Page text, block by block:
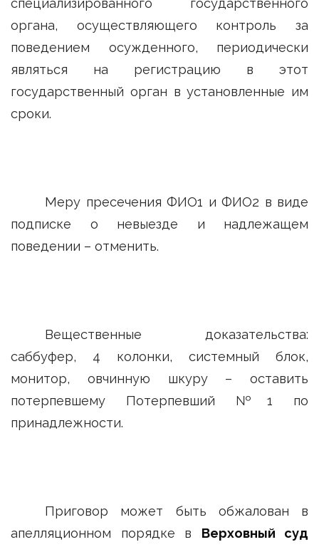
органа, осуществляющего контроль за
поведением осужденного, периодически
являться на регистрацию в этот
государственный орган в установленные им
сроки.
Меру пресечения ФИО1 и ФИО2 в виде
подписке о невыезде и надлежащем
поведении – отменить.
Вещественные доказательства:
саббуфер, 4 колонки, системный блок,
монитор, овчинную шкуру – оставить
потерпевшему Потерпевший №1 по
принадлежности.
Приговор может быть обжалован в
апелляционном порядке в Верховный суд